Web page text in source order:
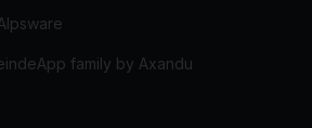
family by Axandu